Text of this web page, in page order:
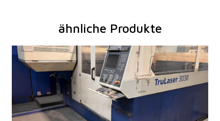
ähnliche Produkte
Baujahr:
2007
Max. Werkstücklänge
3000 mm
Max. Werkstückbreite
1500 mm
Max. Blechdicke
20 mm
Laserleistung
3200 W
nein
Max. Werkstückgewicht
900 kg
Maschinenabmessungen L x B x H
8800 x 6010 x 2400 mm